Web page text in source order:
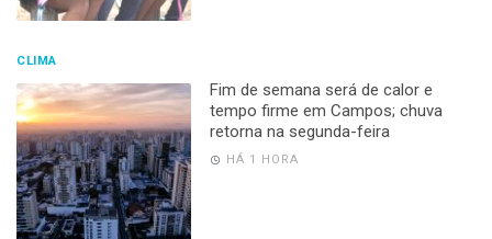
CLIMA
Fim de semana será de calor e
tempo firme em Campos; chuva
retorna na segunda-feira
HÁ 1 HORA